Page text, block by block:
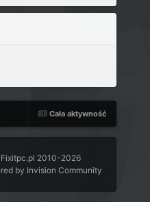
Cała aktywność
Fixitpc.pl 2010-2026
by Invision Community